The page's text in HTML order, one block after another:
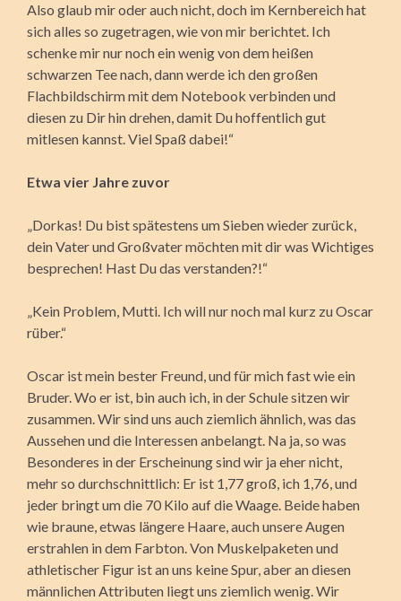
Also glaub mir oder auch nicht, doch im Kernbereich hat
sich alles so zugetragen, wie von mir berichtet. Ich
schenke mir nur noch ein wenig von dem heißen
schwarzen Tee nach, dann werde ich den großen
Flachbildschirm mit dem Notebook verbinden und
diesen zu Dir hin drehen, damit Du hoffentlich gut
mitlesen kannst. Viel Spaß dabei!“
Etwa vier Jahre zuvor
„Dorkas! Du bist spätestens um Sieben wieder zurück,
dein Vater und Großvater möchten mit dir was Wichtiges
besprechen! Hast Du das verstanden?!“
„Kein Problem, Mutti. Ich will nur noch mal kurz zu Oscar
rüber.“
Oscar ist mein bester Freund, und für mich fast wie ein
Bruder. Wo er ist, bin auch ich, in der Schule sitzen wir
zusammen. Wir sind uns auch ziemlich ähnlich, was das
Aussehen und die Interessen anbelangt. Na ja, so was
Besonderes in der Erscheinung sind wir ja eher nicht,
mehr so durchschnittlich: Er ist 1,77 groß, ich 1,76, und
jeder bringt um die 70 Kilo auf die Waage. Beide haben
wie braune, etwas längere Haare, auch unsere Augen
erstrahlen in dem Farbton. Von Muskelpaketen und
athletischer Figur ist an uns keine Spur, aber an diesen
männlichen Attributen liegt uns ziemlich wenig. Wir